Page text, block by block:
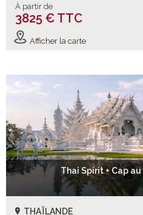
À partir de
3825 € TTC
Afficher la carte
Thai Spirit + Cap
THAÏLANDE